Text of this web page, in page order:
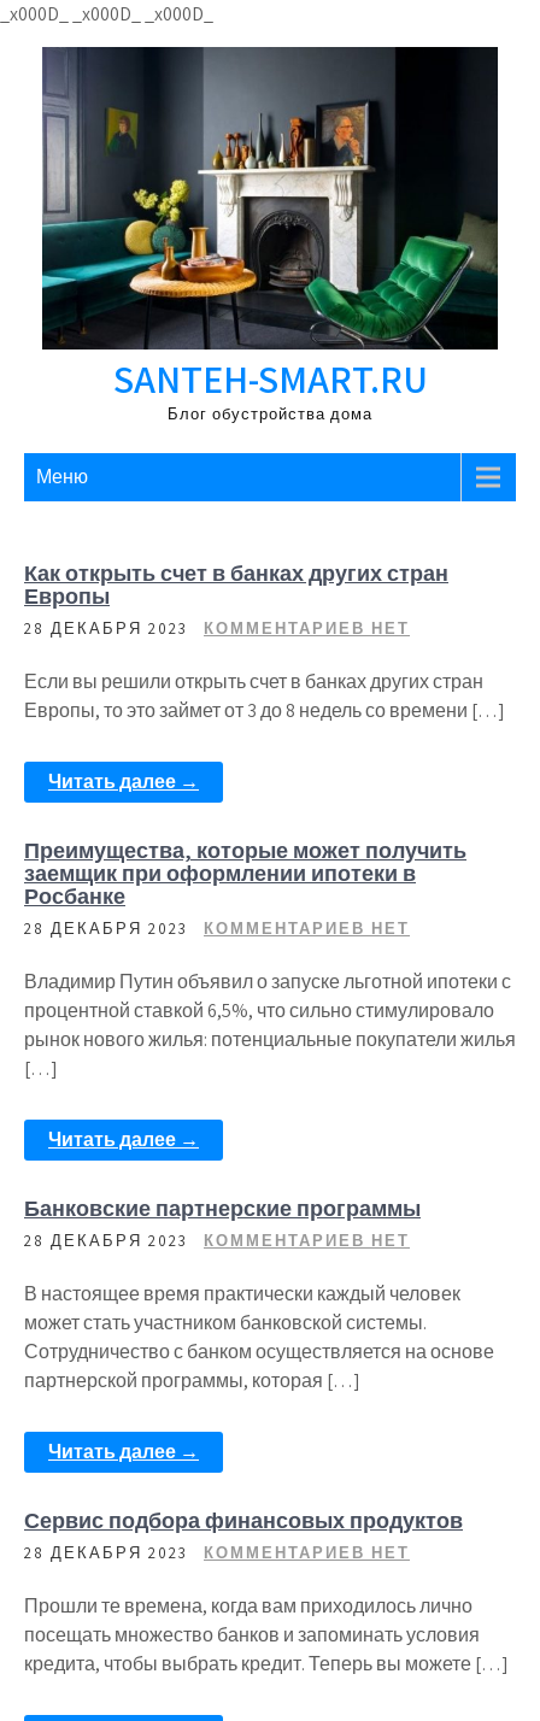
_x000D_ _x000D_ _x000D_
к
SANTEH-SMART.RU
Блог обустройства дома
Меню
Как открыть счет в банках других стран
Европы
28 ДЕКАБРЯ 2023 КОММЕНТАРИЕВ НЕТ
Если вы решили открыть счет в банках других стран
Европы, то это займет от 3 до 8 недель со времени […]
Читать далее →
Преимущества, которые может получить
заемщик при оформлении ипотеки в
Росбанке
28 ДЕКАБРЯ 2023 КОММЕНТАРИЕВ НЕТ
Владимир Путин объявил о запуске льготной ипотеки с
процентной ставкой 6,5%, что сильно стимулировало
рынок нового жилья: потенциальные покупатели жилья
[…]
Читать далее →
Банковские партнерские программы
28 ДЕКАБРЯ 2023 КОММЕНТАРИЕВ НЕТ
В настоящее время практически каждый человек
может стать участником банковской системы.
Сотрудничество с банком осуществляется на основе
партнерской программы, которая […]
Читать далее →
Сервис подбора финансовых продуктов
28 ДЕКАБРЯ 2023 КОММЕНТАРИЕВ НЕТ
Прошли те времена, когда вам приходилось лично
посещать множество банков и запоминать условия
кредита, чтобы выбрать кредит. Теперь вы можете […]